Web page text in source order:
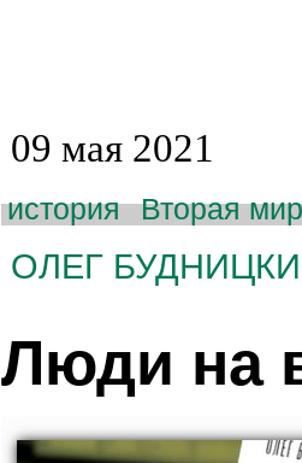
09 мая 2021
история Вторая
ОЛЕГ
Люди на